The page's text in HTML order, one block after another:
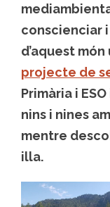
conscienciar
d’aquest
projecte de
Primària i
nins i nines
mentre
illa.